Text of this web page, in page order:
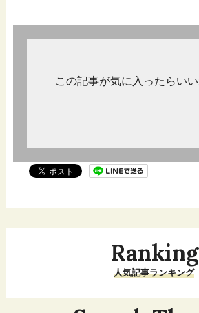
この記事が気に入ったらい
Ranking
人気記事ランキング